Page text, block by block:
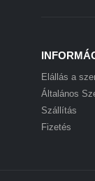
Elállás a
Általános
Szállítás
Fizetés